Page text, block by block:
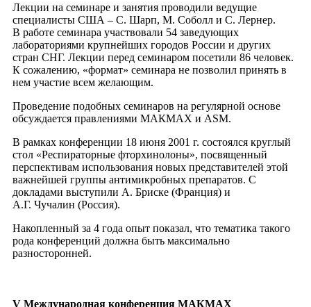
Лекции на семинаре и занятия проводили ведущие
специалисты США – С. Шарп, М. Соболл и С. Лернер.
В работе семинара участвовали 54 заведующих
лабораториями крупнейших городов России и других
стран СНГ. Лекции перед семинаром посетили 86 человек.
К сожалению, «формат» семинара не позволил принять в
нем участие всем желающим.
Проведение подобных семинаров на регулярной основе
обсуждается правлениями МАКМАХ и ASM.
В рамках конференции 18 июня 2001 г. состоялся круглый
стол «Респираторные фторхинолоны», посвященный
перспективам использования новых представителей этой
важнейшей группы антимикробных препаратов. С
докладами выступили А. Бриске (Франция) и
А.Г. Чучалин (Россия).
Накопленный за 4 года опыт показал, что тематика такого
рода конференций должна быть максимально
разносторонней.
V Международная конференция МАКМАХ